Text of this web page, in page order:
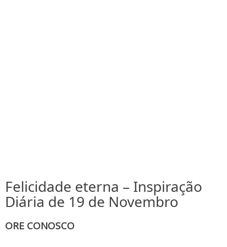
Felicidade eterna – Inspiração
Diária de 19 de Novembro
ORE CONOSCO